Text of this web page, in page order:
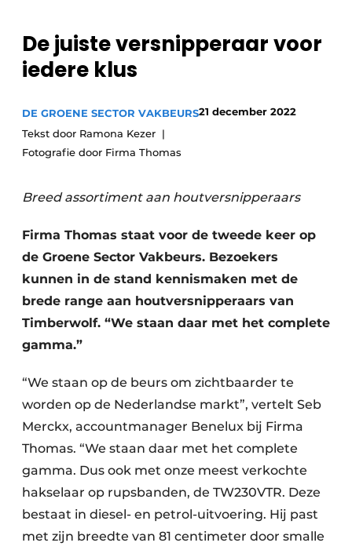
Nieuwsbrief
Podcasts
Vacature aanmelden
Video’s
De juiste versnipperaar voor
iedere klus
DE GROENE SECTOR VAKBEURS21 december 2022
Tekst door Ramona Kezer
Fotografie door Firma Thomas
Breed assortiment aan houtversnipperaars
Firma Thomas staat voor de tweede keer op
de Groene Sector Vakbeurs. Bezoekers
kunnen in de stand kennismaken met de
brede range aan houtversnipperaars van
Timberwolf. “We staan daar met het complete
gamma.”
“We staan op de beurs om zichtbaarder te
worden op de Nederlandse markt”, vertelt Seb
Merckx, accountmanager Benelux bij Firma
Thomas. “We staan daar met het complete
gamma. Dus ook met onze meest verkochte
hakselaar op rupsbanden, de TW230VTR. Deze
bestaat in diesel- en petrol-uitvoering. Hij past
met zijn breedte van 81 centimeter door smalle